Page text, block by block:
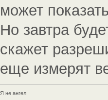
может
Но завтра
скажет
еще измерят
Я не ангел